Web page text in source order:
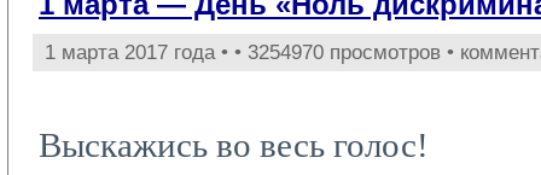
1 марта 2017 года • • 3254970 просмотров •
Выскажись во весь голос!